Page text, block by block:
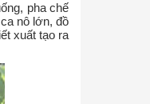
pha chế
nô lớn, đồ
xuất tạo ra